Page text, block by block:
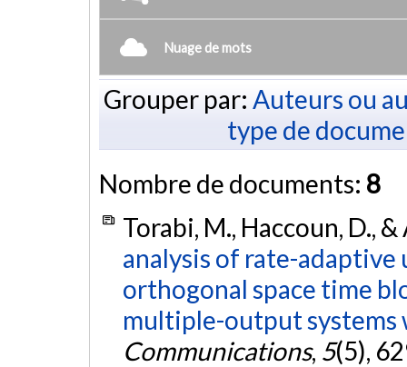
Nuage de mots
Grouper par: Auteurs ou
type de
Nombre de documents: 8
Torabi, M., Haccoun, D.,
analysis of rate-
orthogonal space time
multiple-output systems
Communications, 5(5),